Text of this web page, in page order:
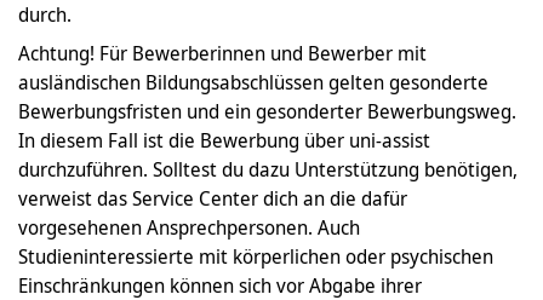
durch.
Achtung! Für Bewerberinnen und Bewerber mit
ausländischen Bildungsabschlüssen gelten gesonderte
Bewerbungsfristen und ein gesonderter Bewerbungsweg.
In diesem Fall ist die Bewerbung über uni-assist
durchzuführen. Solltest du dazu Unterstützung benötigen,
verweist das Service Center dich an die dafür
vorgesehenen Ansprechpersonen. Auch
Studieninteressierte mit körperlichen oder psychischen
Einschränkungen können sich vor Abgabe ihrer